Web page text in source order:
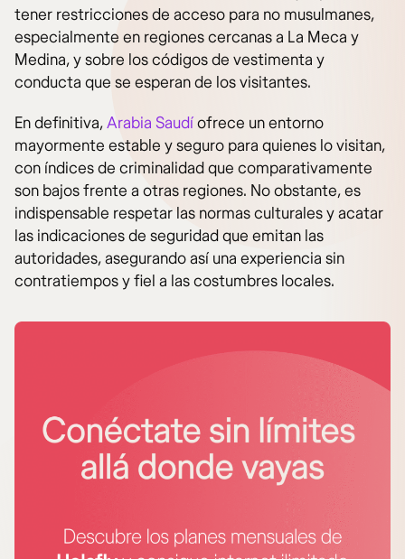
tener restricciones de acceso para no musulmanes,
especialmente en regiones cercanas a La Meca y
Medina, y sobre los códigos de vestimenta y
conducta que se esperan de los visitantes.
En definitiva,Arabia Saudíofrece un entorno
mayormente estable y seguro para quienes lo visitan,
con índices de criminalidad que comparativamente
son bajos frente a otras regiones. No obstante, es
indispensable respetar las normas culturales y acatar
las indicaciones de seguridad que emitan las
autoridades, asegurando así una experiencia sin
contratiempos y fiel a las costumbres locales.